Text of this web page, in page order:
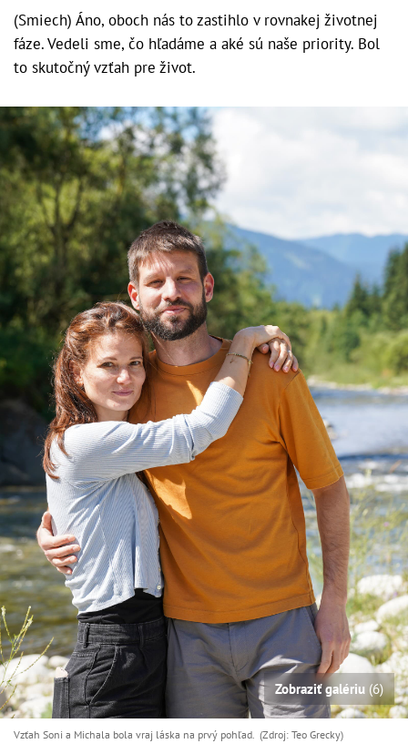
(Smiech) Áno, oboch nás to zastihlo v rovnakej životnej
fáze. Vedeli sme, čo hľadáme a aké sú naše priority. Bol
to skutočný vzťah pre život.
Zobraziť galériu (6)
Vzťah Soni a Michala bola vraj láska na prvý pohľad. (Zdroj: Teo Grecky)